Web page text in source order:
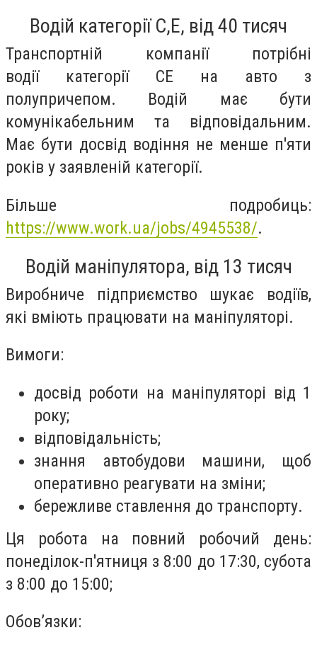
Водій категорії С,Е, від 40 тисяч
Транспортній компанії потрібні
водії категорії СЕ на авто з
полупричепом. Водій має бути
комунікабельним та відповідальним.
Має бути досвід водіння не менше п'яти
років у заявленій категорії.
Більше подробиць:
https://www.work.ua/jobs/4945538/.
Водій маніпулятора, від 13 тисяч
Виробниче підприємство шукає водіїв,
які вміють працювати на маніпуляторі.
Вимоги:
досвід роботи на маніпуляторі від 1
року;
відповідальність;
знання автобудови машини, щоб
оперативно реагувати на зміни;
бережливе ставлення до транспорту.
Ця робота на повний робочий день:
понеділок-п'ятниця з 8:00 до 17:30, субота
з 8:00 до 15:00;
Обов’язки: